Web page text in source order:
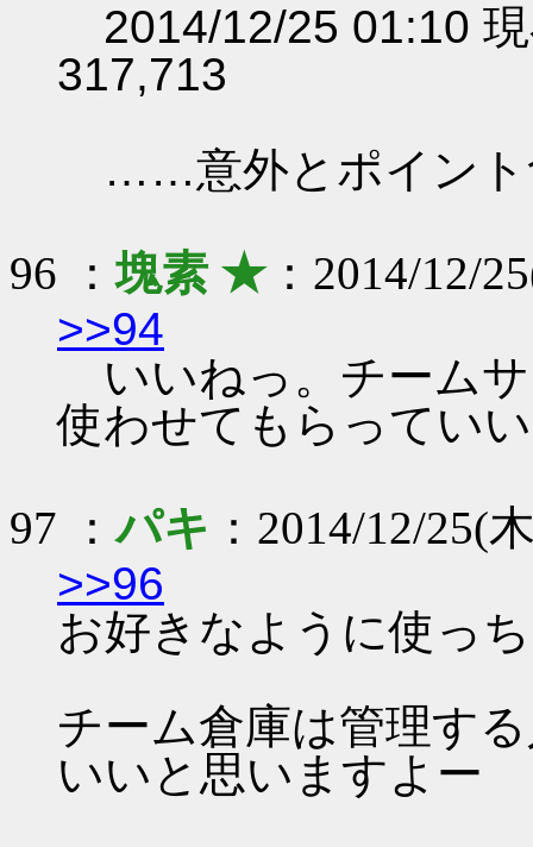
2014/12/25 01:10
317,713
……意外とポイント
96 ：塊素 ★：2014/12/
>>94
いいねっ。チーム
使わせてもらってい
97 ：パキ ：2014/12/25(
>>96
お好きなように使っ
チーム倉庫は管理す
いいと思いますよー